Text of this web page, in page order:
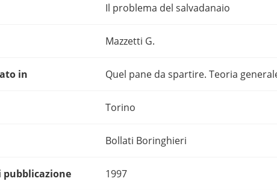
Il problema del salvadanaio
Mazzetti G.
in Quel pane da spartire. Teoria
Torino
Bollati Boringhieri
pubblicazione 1997